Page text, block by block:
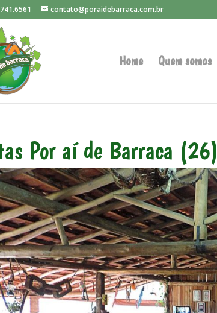
contato@poraidebarraca.com.br
Home Quem somos
Por aí de Barraca (26)